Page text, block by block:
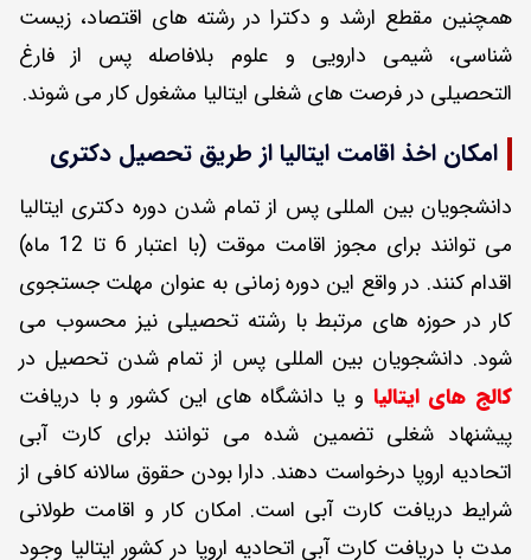
همچنین مقطع ارشد و دکترا در رشته های اقتصاد، زیست
شناسی، شیمی دارویی و علوم بلافاصله پس از فارغ
التحصیلی در فرصت های شغلی ایتالیا مشغول کار می شوند.
امکان اخذ اقامت ایتالیا از طریق تحصیل دکتری
دانشجویان بین المللی پس از تمام شدن دوره دکتری ایتالیا
می توانند برای مجوز اقامت موقت (با اعتبار 6 تا 12 ماه)
اقدام کنند. در واقع این دوره زمانی به عنوان مهلت جستجوی
کار در حوزه های مرتبط با رشته تحصیلی نیز محسوب می
شود. دانشجویان بین المللی پس از تمام شدن تحصیل در
کالج های ایتالیا و یا دانشگاه های این کشور و با دریافت
پیشنهاد شغلی تضمین شده می توانند برای کارت آبی
اتحادیه اروپا درخواست دهند. دارا بودن حقوق سالانه کافی از
شرایط دریافت کارت آبی است. امکان کار و اقامت طولانی
مدت با دریافت کارت آبی اتحادیه اروپا در کشور ایتالیا وجود